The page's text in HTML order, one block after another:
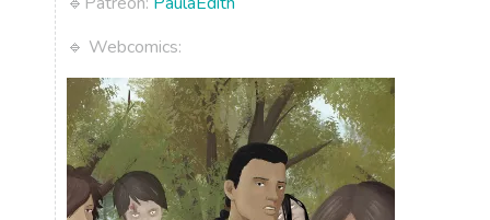
🔹 Webcomics: